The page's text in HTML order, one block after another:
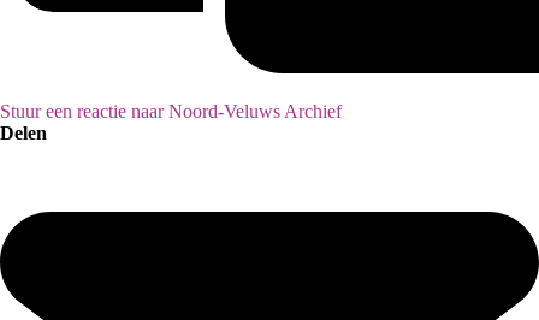
Stuur een reactie naar Noord-Veluws Archief
Delen